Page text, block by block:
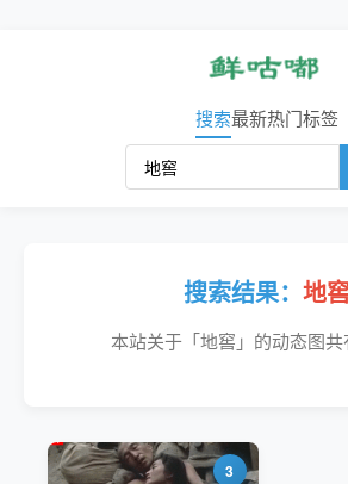
搜索最新热门标签
搜索结果： 地
本站关于「地窖」的动态图共
3